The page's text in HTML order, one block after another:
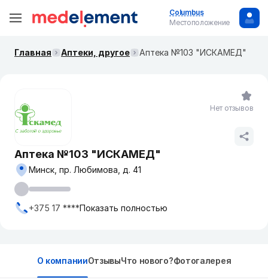
Columbus
Местоположение
Главная Аптеки, другое Аптека №103 "ИСКАМЕД"
Аптека №103 "ИСКАМЕД"
Минск, пр. Любимова, д. 41
+375 17 ****Показать полностью
Нет отзывов
О компанииОтзывыЧто нового?Фотогалерея